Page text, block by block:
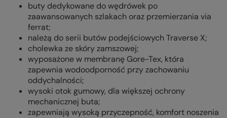
buty dedykowane do wędrówek po
zaawansowanych szlakach oraz przemierzania via
ferrat;
należą do serii butów podejściowych Traverse X;
cholewka ze skóry zamszowej;
wyposażone w membranę Gore-Tex, która
zapewnia wodoodporność przy zachowaniu
oddychalności;
wysoki otok gumowy, dla większej ochrony
mechanicznej buta;
zapewniają wysoką przyczepność, komfort noszenia